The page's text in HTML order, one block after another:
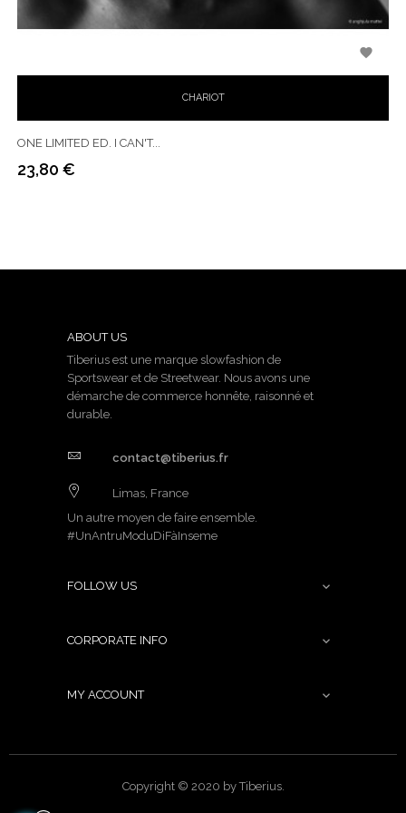
CHARIOT

ONE LIMITED ED. I CAN'T...
Prix
23,80 €
ABOUT US
Tiberius est une marque slowfashion de
Sportswear et de Streetwear. Nous avons une
démarche de commerce honnête, raisonné et
durable.
contact@tiberius.fr
Limas, France
Un autre moyen de faire ensemble.
#UnAntruModuDiFàInseme
FOLLOW US 
CORPORATE INFO 
MY ACCOUNT 
Copyright © 2020 by Tiberius.